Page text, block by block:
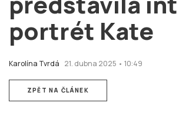
login PŘIHLÁSIT SE
Zapomněli jste heslo?
Založit nový účet
portrét Kate
Karolína Tvrdá 21. dubna 2025 • 10:49
ZPĚT NA ČLÁNEK